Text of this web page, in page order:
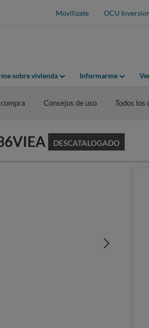
Movilízate OCU
sobre vivienda Informarme
Consejos de uso Todos los
DESCATALOGADO